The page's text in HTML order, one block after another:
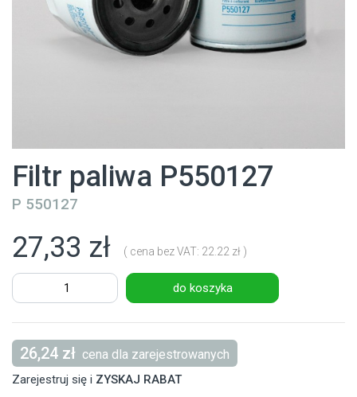
Filtr paliwa P550127
P 550127
27,33 zł ( cena bez VAT: 22.22 zł )
do koszyka
26,24 zł cena dla zarejestrowanych
Zarejestruj się i ZYSKAJ RABAT